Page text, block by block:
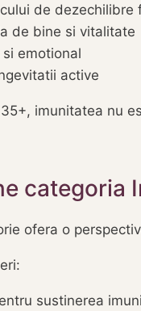
de dezechilibre
de bine si vitalitate
emotional
active
imunitatea nu
categoria
ofera o
sustinerea